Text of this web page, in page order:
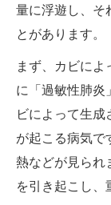
量に浮遊し、そ
とがあります。
まず、カビに
に「過敏性肺炎
ビによって生
が起こる病気で
熱などが見られ
を引き起こし、